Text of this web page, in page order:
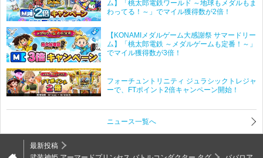
ム】「桃太郎電鉄ワールド ～地球もメダルもま
わってる！～」でマイル獲得数が2倍！
【KONAMIメダルゲーム大感謝祭 サマードリー
ム】「桃太郎電鉄 ～メダルゲームも定番！～」
でマイル獲得数が3倍！
フォーチュントリニティ ジュラシックトレジャ
ーで、FTポイント2倍キャンペーン開始！
ニュース一覧へ
最新投稿